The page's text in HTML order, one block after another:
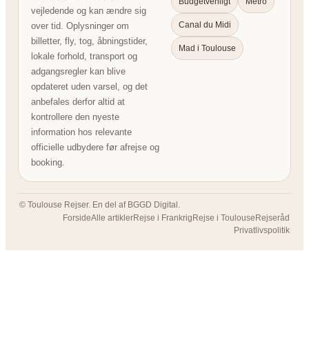
vejledende og kan ændre sig
over tid. Oplysninger om
billetter, fly, tog, åbningstider,
lokale forhold, transport og
adgangsregler kan blive
opdateret uden varsel, og det
anbefales derfor altid at
kontrollere den nyeste
information hos relevante
officielle udbydere før afrejse og
booking.
Canal du Midi
Mad i Toulouse
© Toulouse Rejser. En del af BGGD Digital.
ForsideAlle artiklerRejse i FrankrigRejse i ToulouseRejseråd
Privatlivspolitik